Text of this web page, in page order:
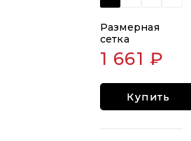
Размерная
сетка
1 661 ₽
Купить